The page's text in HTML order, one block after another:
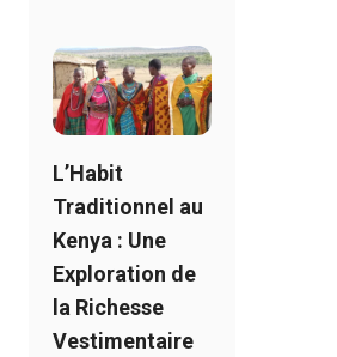
L’Habit
Traditionnel au
Kenya : Une
Exploration de
la Richesse
Vestimentaire